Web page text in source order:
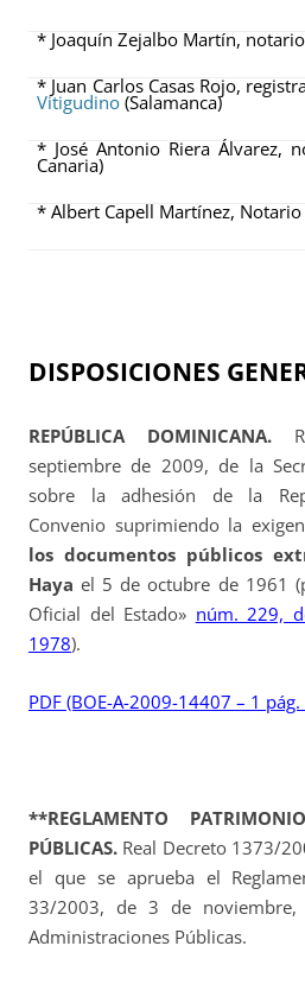
* Joaquín Zejalbo Martín,
* Juan Carlos Casas Rojo,
Vitigudino (Salamanca)
* José Antonio Riera Álvarez,
Canaria)
* Albert Capell Martínez, Notario
DISPOSICIONES
REPÚBLICA DOMINICANA.
septiembre de 2009, de la
sobre la adhesión de la
Convenio suprimiendo la
los documentos públicos
Haya el 5 de octubre de 1961
Oficial del Estado» núm. 229,
1978).
PDF (BOE-A-2009-14407 – 1
**REGLAMENTO
PÚBLICAS. Real Decreto 1373/
el que se aprueba el
33/2003, de 3 de
Administraciones Públicas.